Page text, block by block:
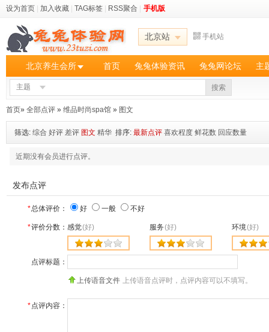
设为首页 加入收藏 TAG标签 RSS聚合 手机版
北京站 手机站
北京养生会所 首页 兔兔体验资讯 兔兔网论坛 主
主题 搜索
首页» 全部点评 » 维品时尚spa馆 » 图文
筛选: 综合 好评 差评 图文 精华 排序: 最新点评 喜欢程度 鲜花数 回应数量
近期没有会员进行点评。
发布点评
*总体评价： 好 一般 不好
*评价分数： 感觉(好) 服务(好) 环境(好)
点评标题：
上传语音文件 上传语音点评时，点评内容可以不填写。
*点评内容：